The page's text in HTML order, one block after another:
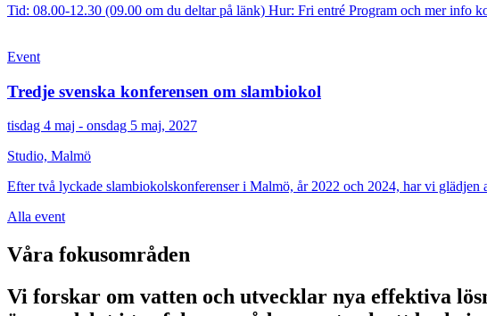
Tid: 08.00-12.30 (09.00 om du deltar på länk) Hur: Fri entré Program och mer info
Event
Tredje svenska konferensen om slambiokol
tisdag 4 maj - onsdag 5 maj, 2027
Studio, Malmö
Efter två lyckade slambiokolskonferenser i Malmö, år 2022 och 2024, har vi
Alla event
Våra fokusområden
Vi forskar om vatten och utvecklar nya effektiva